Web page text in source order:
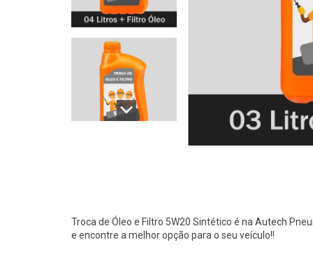
Troca de Óleo e Filtro 5W20 Sintético é na Autech
e encontre a melhor opção para o seu veículo!!